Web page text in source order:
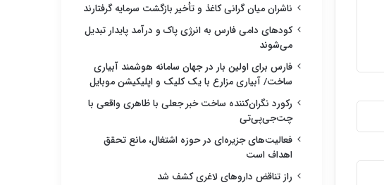
ناشران میان گرانی کاغذ و تأخیر بازگشت سرمایه گرفتارند
کودهای دامی فارس به انرژی پاک و درآمد پایدار تبدیل
می‌شوند
فارس برای اولین بار در جهان سامانه هوشمند آبیاری
ساخت/ آبیاری مزارع با یک کلیک و اپلیکیشن موبایل
رکورد نگران‌کننده ساخت خبر جعلی با ظاهری واقعی با
چت‌جی‌پی‌تی
فعالیت‌های جزیره‌ای در حوزه اشتغال، مانع تحقق
اهداف است
راز تناقض داروهای لاغری کشف شد